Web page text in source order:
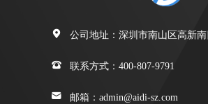
 公司地址：深圳市南山区高新
 联系方式：400-807-9791
 邮箱：admin@aidi-sz.com